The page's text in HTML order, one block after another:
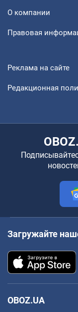
О компании
Правовая
Реклама на сайте
Редакционная
Загружайте
OBOZ.UA